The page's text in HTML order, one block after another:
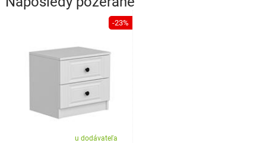
-23%
u dodávateľa